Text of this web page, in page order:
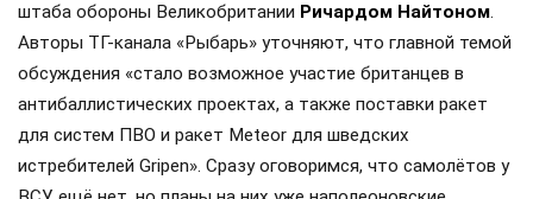
штаба обороны Великобритании Ричардом Найтоном.
Авторы ТГ-канала «Рыбарь» уточняют, что главной темой
обсуждения «стало возможное участие британцев в
антибаллистических проектах, а также поставки ракет
для систем ПВО и ракет Meteor для шведских
истребителей Gripen». Сразу оговоримся, что самолётов у